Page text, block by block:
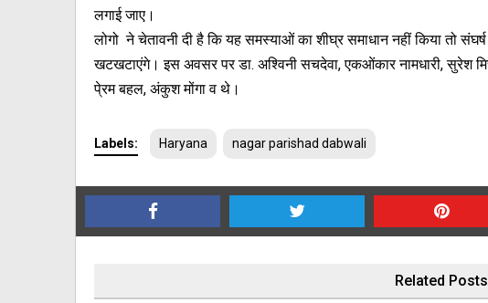
लगाई जाए।
लोगो ने चेतावनी दी है कि यह समस्याओं का शीघ्र समाधान नहीं किया तो
खटखटाएंगे। इस अवसर पर डा. अश्विनी सचदेवा, एकओंकार नामधारी, सुरेश
पे्रम बहल, अंकुश मोंगा व थे।
Labels: Haryana nagar parishad dabwali
Related Posts